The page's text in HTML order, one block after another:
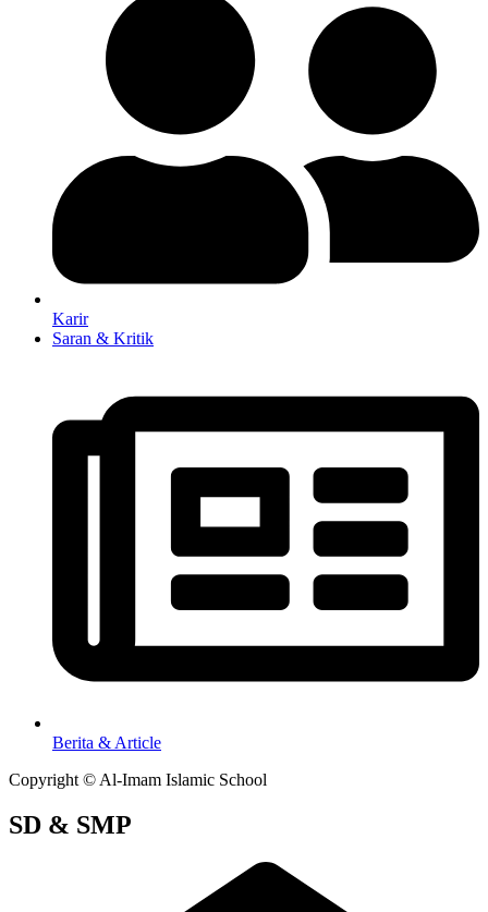
Karir
Saran & Kritik
Berita & Article
Copyright © Al-Imam Islamic School
SD & SMP